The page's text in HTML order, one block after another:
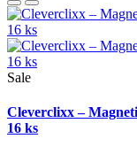
Sale
Cleverclixx –
16 ks